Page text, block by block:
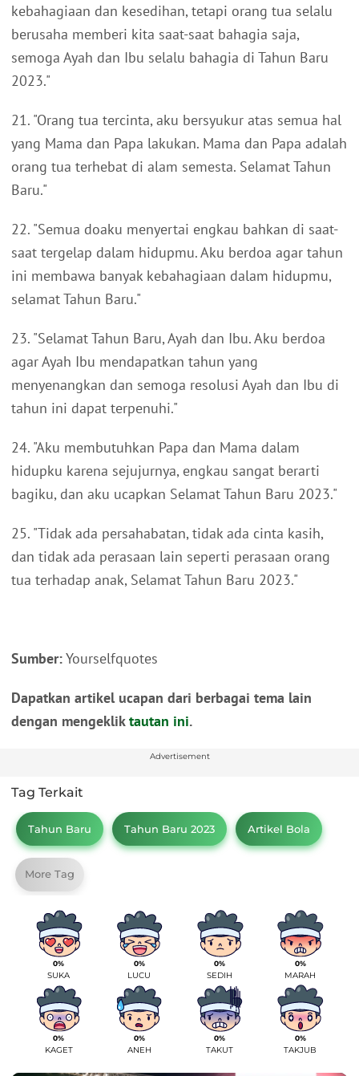
kebahagiaan dan kesedihan, tetapi orang tua selalu
berusaha memberi kita saat-saat bahagia saja,
semoga Ayah dan Ibu selalu bahagia di Tahun Baru
2023."
21. "Orang tua tercinta, aku bersyukur atas semua hal
yang Mama dan Papa lakukan. Mama dan Papa adalah
orang tua terhebat di alam semesta. Selamat Tahun
Baru."
22. "Semua doaku menyertai engkau bahkan di saat-
saat tergelap dalam hidupmu. Aku berdoa agar tahun
ini membawa banyak kebahagiaan dalam hidupmu,
selamat Tahun Baru."
23. "Selamat Tahun Baru, Ayah dan Ibu. Aku berdoa
agar Ayah Ibu mendapatkan tahun yang
menyenangkan dan semoga resolusi Ayah dan Ibu di
tahun ini dapat terpenuhi."
24. "Aku membutuhkan Papa dan Mama dalam
hidupku karena sejujurnya, engkau sangat berarti
bagiku, dan aku ucapkan Selamat Tahun Baru 2023."
25. "Tidak ada persahabatan, tidak ada cinta kasih,
dan tidak ada perasaan lain seperti perasaan orang
tua terhadap anak, Selamat Tahun Baru 2023."
Sumber:Yourselfquotes
Dapatkan artikel ucapan dari berbagai tema lain
dengan mengekliktautan ini.
Advertisement
Tag Terkait
Tahun Baru Tahun Baru 2023 Artikel Bola
More Tag
0%
SUKA
0%
LUCU
0%
SEDIH
0%
MARAH
0%
KAGET
0%
ANEH
0%
TAKUT
0%
TAKJUB